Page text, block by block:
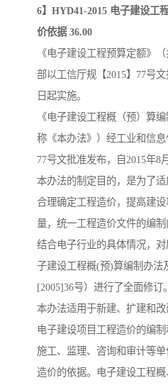
6】HYD41-2015 电子建设工
价依据 36.00
《电子建设工程预算定额》
部以工信厅规【2015】77号
日起实施。
《电子建设工程概（预）算
称《本办法》）经工业和信息
77号文批准发布，自2015年8
本办法的制定目的，是为了适
合理确定工程造价，提高建
量，统一工程造价文件的编制
结合电子行业的具体情况，
子建设工程概(预)算编制办法
[2005]36号）进行了全面修订。
本办法适用于新建、扩建和
电子建设项目工程造价的编制
施工、监理、咨询和审计等
造价的依据。电子建设工程
江苏省建设工程计价定额
四川省清单定额
云南省建设工程预算定额
陕西省水利工程概预算定
天津建设工程预算定额
广东省水利水电概预算定
四川省清单计价定额